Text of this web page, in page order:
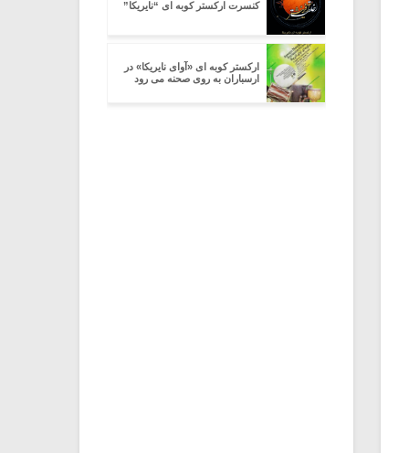
کنسرت ارکستر کوبه ای “نایریکا”
ارکستر کوبه ای «آوای نایریکا» در
ارسباران به روی صحنه می رود